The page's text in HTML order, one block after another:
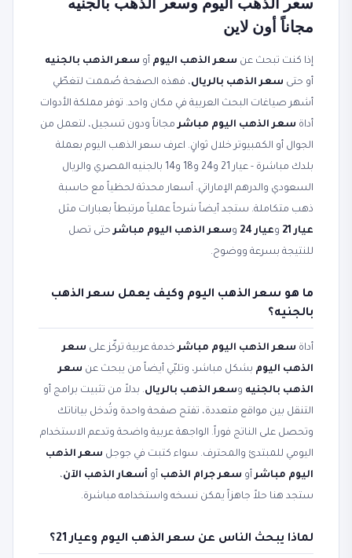
مجاناً أون لاين
إذا كنت تبحث عن سعر الذهب اليوم أو سعر الذهب بالجنيه
أو حتى سعر الذهب بالريال، فهذه الصفحة صُممت لتغطّي
أشهر صياغات البحث العربية في مكان واحد. توفر مملكة الأدوات
أداة سعر الذهب اليوم مباشرمجاناً ودون تسجيل، لتعمل من
الجوال أو الكمبيوتر خلال ثوانٍ. اعرف سعر الذهب اليوم بعملة
بلدك مباشرة - عيار 21 و24 و18 و14 بالجنيه المصري والريال
السعودي والدرهم الإماراتي. أسعار محدثة لحظياً مع حاسبة
ذهب متكاملة. ستجد أيضاً شرحاً عملياً مرتبطاً بعبارات مثل
عيار 21
وعيار 24 وسعر الذهب اليوم مباشرحتى تصل
للنتيجة بسرعة ووضوح.
ما هو سعر الذهب اليوم وكيف يعمل سعر الذهب
بالجنيه؟
أداة سعر الذهب اليوم مباشرخدمة عربية تركّز على سعر
الذهب اليوم بشكل مباشر، وتلبّي أيضاً من يبحث عن سعر
الذهب بالجنيه وسعر الذهب بالريال. بدلاً من تثبيت برامج أو
التنقل بين مواقع متعددة، تفتح صفحة واحدة وتُدخل بياناتك
وتحصل على الناتج فوراً. الواجهة عربية واضحة وتدعم الاستخدام
اليومي للمبتدئ والمحترف. سواء كتبت في جوجل سعر الذهب
اليوم مباشرأو سعر جرام الذهب أو أسعار الذهب الآن،
ستجد هنا حلاً جاهزاً يمكن نسخه واستخدامه مباشرة.
لماذا يبحث الناس عن سعر الذهب اليوم وعيار 21؟